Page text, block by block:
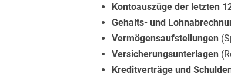
Kontoauszüge der letzten
Gehalts- und
Vermögensaufstellungen
Versicherungsunterlagen
Kreditverträge und